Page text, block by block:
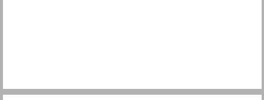
מבוא ... 9